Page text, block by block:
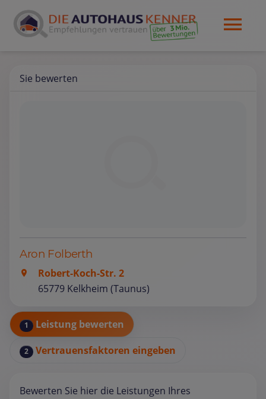
Sie bewerten
Aron Folberth
Robert-Koch-Str. 2
65779 Kelkheim (Taunus)
1 Leistung bewerten
2 Vertrauensfaktoren eingeben
Bewerten Sie hier die Leistungen Ihres